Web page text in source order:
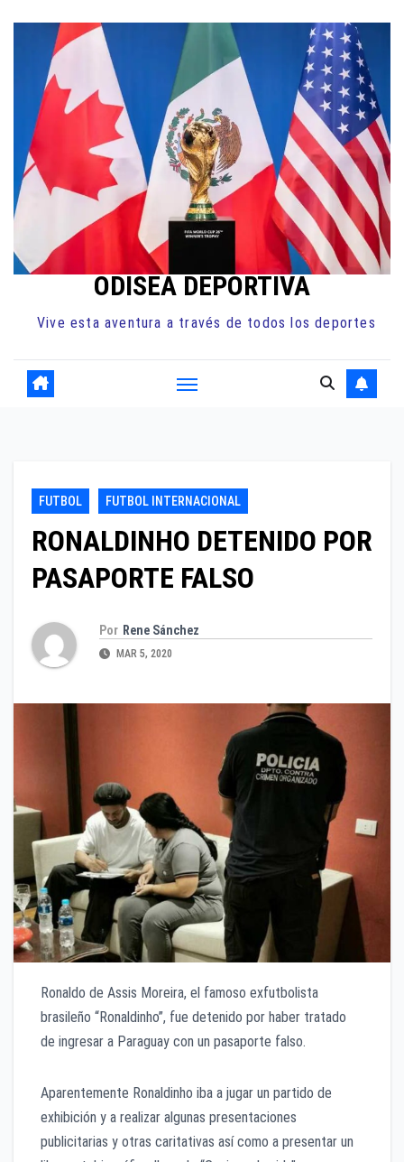
contenido
ODISEA DEPORTIVA
Vive esta aventura a través de todos los deportes
FUTBOL FUTBOL INTERNACIONAL
RONALDINHO DETENIDO POR
PASAPORTE FALSO
Por Rene Sánchez
MAR 5, 2020
Ronaldo de Assis Moreira, el famoso exfutbolista
brasileño “Ronaldinho”, fue detenido por haber tratado
de ingresar a Paraguay con un pasaporte falso.
Aparentemente Ronaldinho iba a jugar un partido de
exhibición y a realizar algunas presentaciones
publicitarias y otras caritativas así como a presentar un